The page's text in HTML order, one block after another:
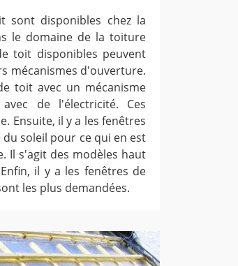
sont disponibles chez la
le domaine de la toiture
toit disponibles peuvent
mécanismes d'ouverture.
toit avec un mécanisme
de l'électricité. Ces
Ensuite, il y a les fenêtres
soleil pour ce qui en est
Il s'agit des modèles haut
il y a les fenêtres de
les plus demandées.